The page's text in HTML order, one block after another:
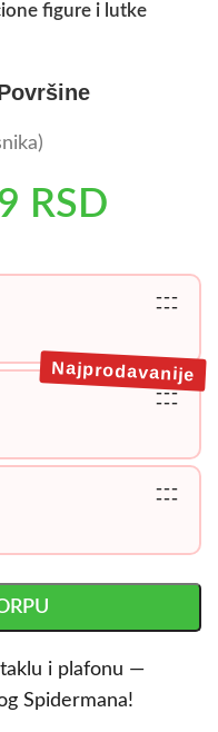
figure i lutke
RSD
---
---
---
---
Najprodavanije
---
---
i plafonu —
Spidermana!